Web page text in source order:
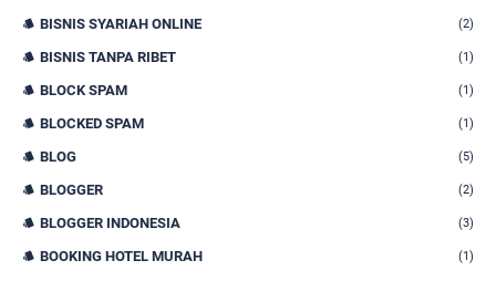
BISNIS SYARIAH ONLINE (2)
BISNIS TANPA RIBET (1)
BLOCK SPAM (1)
BLOCKED SPAM (1)
BLOG (5)
BLOGGER (2)
BLOGGER INDONESIA (3)
BOOKING HOTEL MURAH (1)